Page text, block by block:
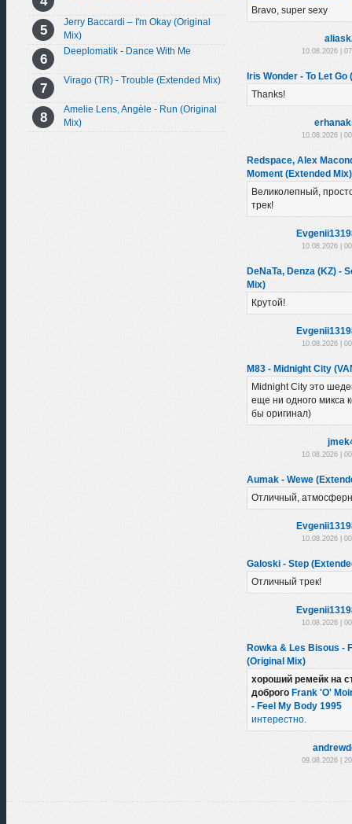
Jerry Baccardi – I'm Okay (Original
Mix)
Deeplomatik - Dance With Me
Virago (TR) - Trouble (Extended Mix)
Amelie Lens, Angèle - Run (Original
Mix)
Bravo, super sexy
10.08.2026 |
Iris Wonder - To Let Go
Thanks!
10.08.2026 |
Redspace, Alex
Moment (Extended Mix)
Великолепный,
трек!
10.08.2026 |
DeNaTa, Denza (KZ) -
Mix)
Крутой!
10.08.2026 |
M83 - Midnight City
Midnight City это
еще ни одного микса
бы оригинал)
10.08.2026 |
Aumak - Wewe
Отличный,
10.08.2026 |
Galoski - Step
Отличный трек!
10.08.2026 |
Rowka & Les Bisous -
(Original Mix)
хороший ремейк на
доброго Frank 'O'
- Feel My Body 1995
интерестно.
09.08.2026 |